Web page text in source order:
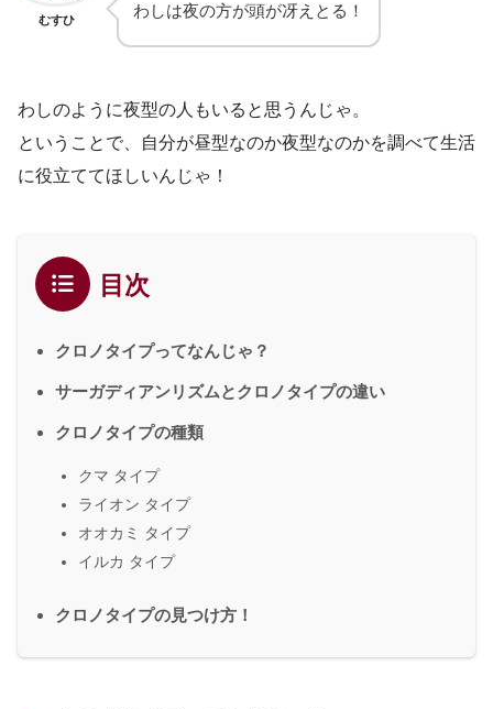
むすひ わしは夜の方が頭が冴えとる！
わしのように夜型の人もいると思うんじゃ。
ということで、自分が昼型なのか夜型なのかを調べて生活
に役立ててほしいんじゃ！
目次
クロノタイプってなんじゃ？
サーガディアンリズムとクロノタイプの違い
クロノタイプの種類
クマ タイプ
ライオン タイプ
オオカミ タイプ
イルカ タイプ
クロノタイプの見つけ方！